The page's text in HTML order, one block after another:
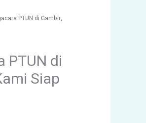
PTUN di Gambir,
di
Siap